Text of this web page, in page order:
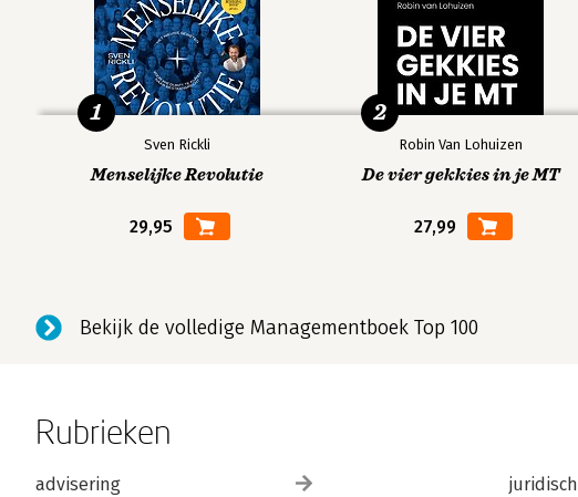
Sven Rickli
Menselijke Revolutie
29,95
1
Robin Van Lohuizen
De vier gekkies in je MT
27,99
2
Bekijk de volledige Managementboek Top 100
Rubrieken
advisering
juridisch